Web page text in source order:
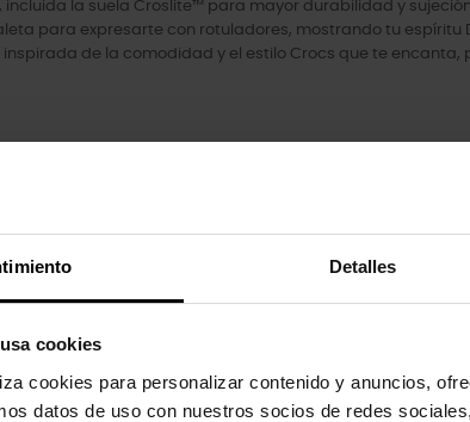
Detalles
cookies
cookies para personalizar contenido y anuncios,
datos de uso con nuestros socios de redes
la suela Croslite™ para mayor durabilidad y
para expresarte con rotuladores, mostrando tu espíritu
de la comodidad y el estilo Crocs que te encanta,
en 360 grados.
suavemente y secar al aire para limpiarlos.